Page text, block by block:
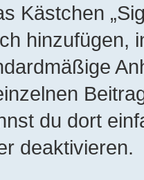
Kästchen
hinzufügen,
du dort
deaktivieren.